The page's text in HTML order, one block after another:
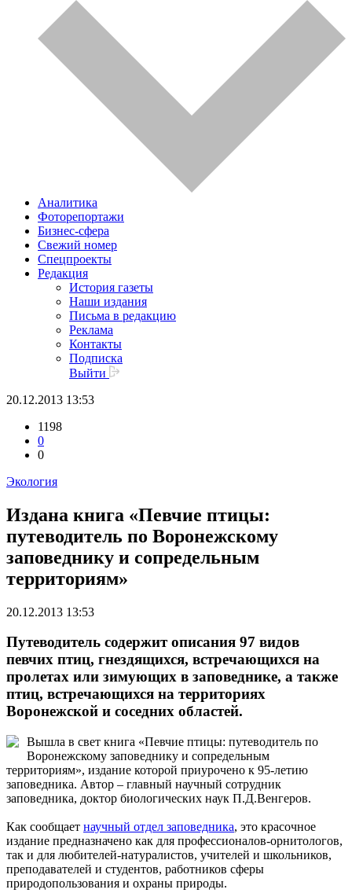
Аналитика
Фоторепортажи
Бизнес-сфера
Свежий номер
Спецпроекты
Редакция
История газеты
Наши издания
Письма в редакцию
Реклама
Контакты
Подписка
Выйти
20.12.2013 13:53
1198
0
0
Экология
Издана книга «Певчие птицы:
путеводитель по Воронежскому
заповеднику и сопредельным
территориям»
20.12.2013 13:53
Путеводитель содержит описания 97 видов
певчих птиц, гнездящихся, встречающихся на
пролетах или зимующих в заповеднике, а также
птиц, встречающихся на территориях
Воронежской и соседних областей.
Вышла в свет книга «Певчие птицы: путеводитель по
Воронежскому заповеднику и сопредельным
территориям», издание которой приурочено к 95-летию
заповедника. Автор – главный научный сотрудник
заповедника, доктор биологических наук П.Д.Венгеров.
Как сообщает научный отдел заповедника, это красочное
издание предназначено как для профессионалов-орнитологов,
так и для любителей-натуралистов, учителей и школьников,
преподавателей и студентов, работников сферы
природопользования и охраны природы.